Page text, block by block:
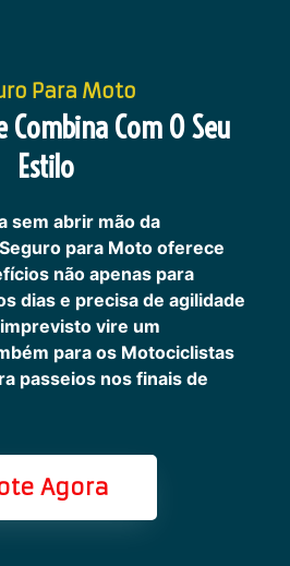
Para Moto
Combina Com O Seu
Estilo
sem abrir mão da
para Moto oferece
não apenas para
dias e precisa de agilidade
vire um
para os Motociclistas
passeios nos finais de
Agora